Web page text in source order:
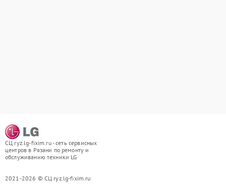
СЦ ryz.lg-fixim.ru - сеть сервисных
центров в Рязани по ремонту и
обслуживанию техники LG
2021-2026 © СЦ ryz.lg-fixim.ru